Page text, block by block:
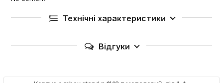
Технічні характеристики
Відгуки